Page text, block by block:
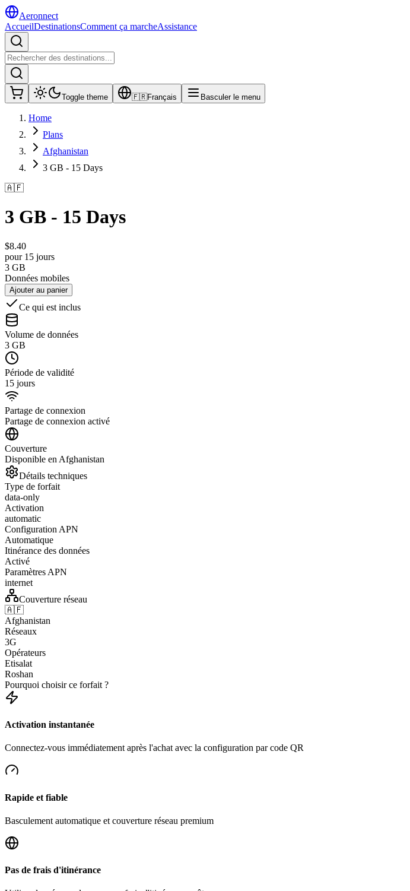
Aeronnect
AccueilDestinationsComment ça marcheAssistance
Toggle theme 🇫🇷Français Basculer le menu
Home
Plans
Afghanistan
3 GB - 15 Days
🇦🇫
3 GB - 15 Days
$8.40
pour 15 jours
3 GB
Données mobiles
Ajouter au panier
Ce qui est inclus
Volume de données
3 GB
Période de validité
15 jours
Partage de connexion
Partage de connexion activé
Couverture
Disponible en Afghanistan
Détails techniques
Type de forfait
data-only
Activation
automatic
Configuration APN
Automatique
Itinérance des données
Activé
Paramètres APN
internet
Couverture réseau
🇦🇫
Afghanistan
Réseaux
3G
Opérateurs
Etisalat
Roshan
Pourquoi choisir ce forfait ?
Activation instantanée
Connectez-vous immédiatement après l'achat avec la configuration par code QR
Rapide et fiable
Basculement automatique et couverture réseau premium
Pas de frais d'itinérance